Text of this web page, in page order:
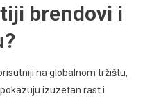
brendovi i
na globalnom tržištu,
izuzetan rast i